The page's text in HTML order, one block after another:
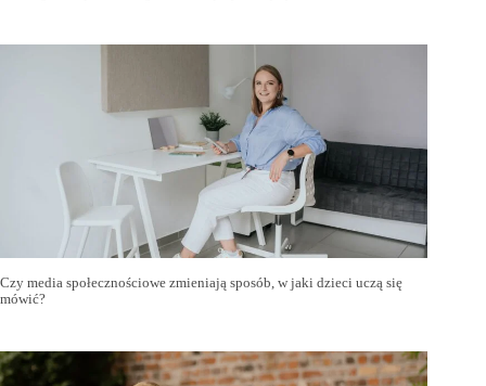
Czy media społecznościowe zmieniają sposób, w jaki dzieci uczą się
mówić?